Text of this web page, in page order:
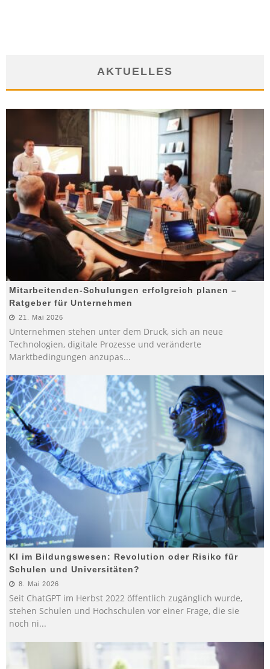
AKTUELLES
Mitarbeitenden-Schulungen erfolgreich planen –
Ratgeber für Unternehmen
21. Mai 2026
Unternehmen stehen unter dem Druck, sich an neue
Technologien, digitale Prozesse und veränderte
Marktbedingungen anzupas...
KI im Bildungswesen: Revolution oder Risiko für
Schulen und Universitäten?
8. Mai 2026
Seit ChatGPT im Herbst 2022 öffentlich zugänglich wurde,
stehen Schulen und Hochschulen vor einer Frage, die sie
noch ni...